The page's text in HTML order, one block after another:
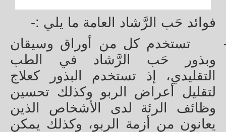
فوائد حَب الرَّشاد العامة ما يلي :-
تستخدم كل من أوراق وسيقان
وبذور حَب الرَّشاد في الطب
التقليدي، إذ تستخدم البذور كعلاج
لتقليل أعراض الربو وكذلك تحسين
وظائف الرئة لدى الأشخاص الذين
يعانون من أزمة الربو، وكذلك يمكن